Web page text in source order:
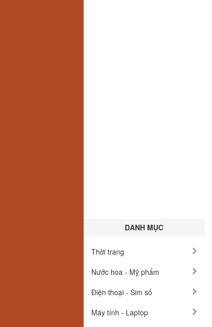
DANH MỤC
Thời trang
Nước hoa - Mỹ phẩm
Điện thoại - Sim số
Máy tính - Laptop